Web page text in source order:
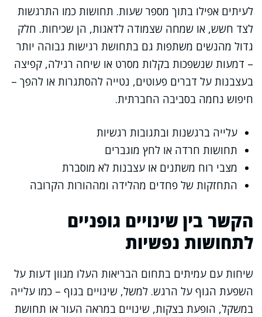
לעיתים אפילו בתוך מספר שעות. תחושות כמו התרגשות
לצד חשש, או שמחה שצמודה לדאגות, הן שכיחות. חלק
גדול מהנשים משתפות גם בתחושת רגישות גבוהה יותר
– דמעות שנשפכות בקלות מסרט או שיחה רגילה, קפיצה
בעצבנות על דברים פעוטים, נטייה להסתגרות או להפך –
חיפוש נחמה בסביבה החברתית.
עלייה ברגשנות ובתגובות רגשיות
תחושות חרדה או לחץ מוגברים
מצבי רוח משתנים או עצבנות לא מוסברת
התחזקות של פחדים מהלידה ומההורות הקרובה
הקשר בין שינויים גופניים
לתחושות נפשיות
שיחות עם עמיתים בתחום הבריאות העלו מגוון דעות על
השפעת הגוף על הרגש. למשל, שינויים בגוף – כמו עלייה
במשקל, הופעת בצקות, שינויים במראה העור או תחושת